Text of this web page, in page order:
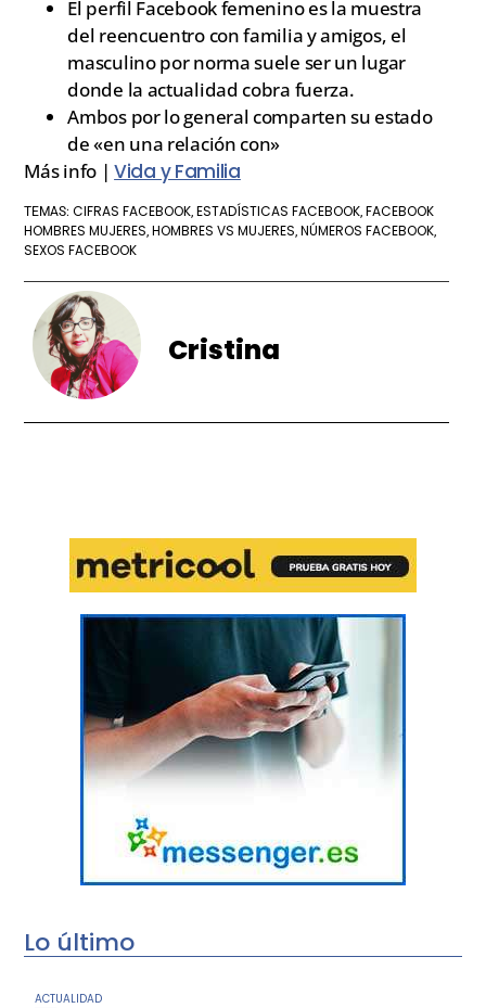
El perfil Facebook femenino es la muestra
del reencuentro con familia y amigos, el
masculino por norma suele ser un lugar
donde la actualidad cobra fuerza.
Ambos por lo general comparten su estado
de «en una relación con»
Más info |Vida y Familia
TEMAS:CIFRAS FACEBOOK ,ESTADÍSTICAS FACEBOOK ,FACEBOOK
HOMBRES MUJERES ,HOMBRES VS MUJERES ,NÚMEROS FACEBOOK
SEXOS FACEBOOK
Cristina
Lo último
ACTUALIDAD